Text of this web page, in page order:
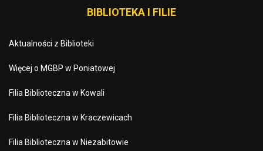
BIBLIOTEKA I FILIE
Aktualności z Biblioteki
Więcej o MGBP w Poniatowej
Filia Biblioteczna w Kowali
Filia Biblioteczna w Kraczewicach
Filia Biblioteczna w Niezabitowie